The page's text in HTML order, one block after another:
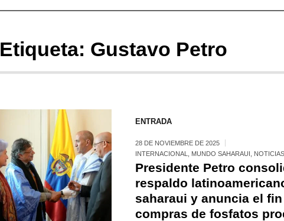
Etiqueta: Gustavo Petro
ENTRADA
28 DE NOVIEMBRE DE 2025
INTERNACIONAL
MUNDO SAHARAUI
Presidente Petro
respaldo
saharaui y anuncia el
compras de fosfatos